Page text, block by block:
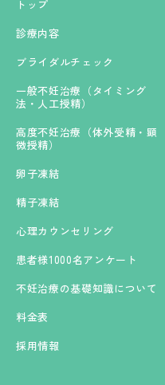
トップ
診療内容
ブライダルチェック
一般不妊治療（タイミング
法・人工授精）
高度不妊治療（体外受精・顕
微授精）
卵子凍結
精子凍結
心理カウンセリング
患者様1000名アンケート
不妊治療の基礎知識について
料金表
採用情報